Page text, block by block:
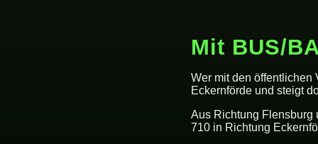
Mit BUS/
Wer mit den öffentlichen
Eckernförde und steigt
Aus Richtung Flensburg
710 in Richtung